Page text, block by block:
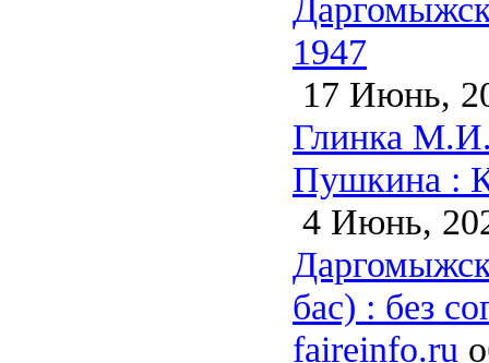
1947
17 Июнь,
Глинка
Пушкина :
4 Июнь,
бас) : без
faireinfo.ru